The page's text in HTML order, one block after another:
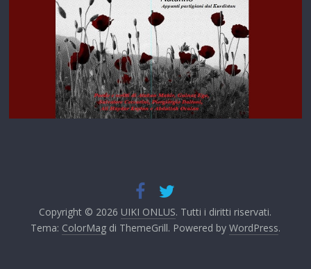
Copyright © 2026 UIKI ONLUS. Tutti i diritti riservati.
Tema: ColorMagdi ThemeGrill. Powered by WordPress.